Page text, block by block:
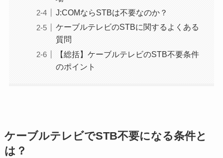
J:COMならSTBは不要なのか？
ケーブルテレビのSTBに関するよくある
質問
【総括】ケーブルテレビのSTB不要条件
のポイント
ケーブルテレビでSTB不要になる条件と
は？